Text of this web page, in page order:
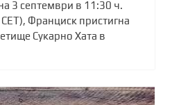
3 септември в 11:30 ч.
Франциск пристигна
Сукарно Хата в